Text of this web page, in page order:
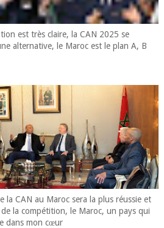
est très claire, la CAN 2025 se
alternative, le Maroc est le plan A, B
la CAN au Maroc sera la plus réussie et
la compétition, le Maroc, un pays qui
dans mon cœur